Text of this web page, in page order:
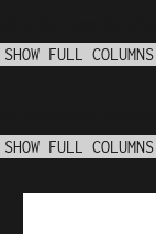
SHOW FULL
SHOW FULL